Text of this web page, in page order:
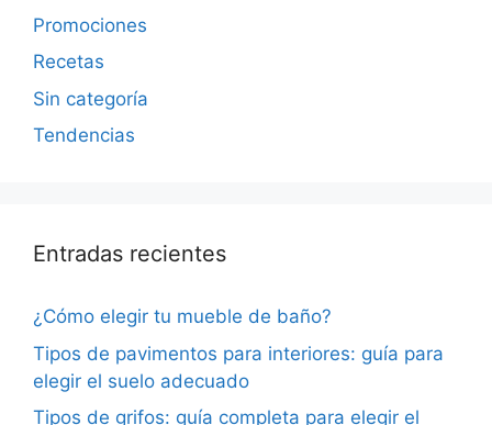
Promociones
Recetas
Sin categoría
Tendencias
Entradas recientes
¿Cómo elegir tu mueble de baño?
Tipos de pavimentos para interiores: guía para
elegir el suelo adecuado
Tipos de grifos: guía completa para elegir el